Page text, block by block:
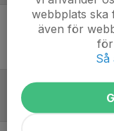
Tabell
webbplats ska
även för
Så